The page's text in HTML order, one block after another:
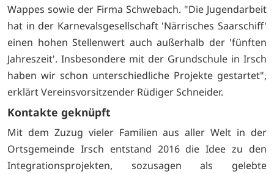
Wappes sowie der Firma Schwebach. "Die Jugendarbeit
hat in der Karnevalsgesellschaft 'Närrisches Saarschiff'
einen hohen Stellenwert auch außerhalb der 'fünften
Jahreszeit'. Insbesondere mit der Grundschule in Irsch
haben wir schon unterschiedliche Projekte gestartet",
erklärt Vereinsvorsitzender Rüdiger Schneider.
Kontakte geknüpft
Mit dem Zuzug vieler Familien aus aller Welt in der
Ortsgemeinde Irsch entstand 2016 die Idee zu den
Integrationsprojekten, sozusagen als gelebte